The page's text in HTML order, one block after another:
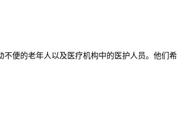
便的老年人以及医疗机构中的医护人员。他们希